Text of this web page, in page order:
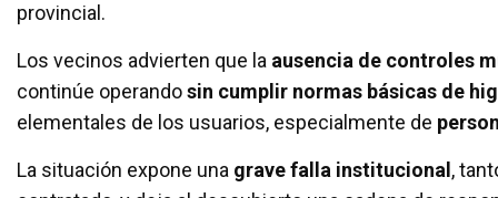
provincial.
Los vecinos advierten que la ausencia de controles
continúe operandosin cumplir normas básicas de
elementales de los usuarios, especialmente de
La situación expone una grave falla institucional ,